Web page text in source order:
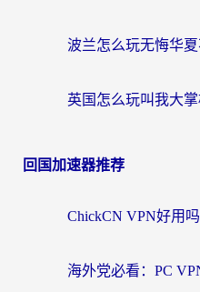
回国加速器推荐